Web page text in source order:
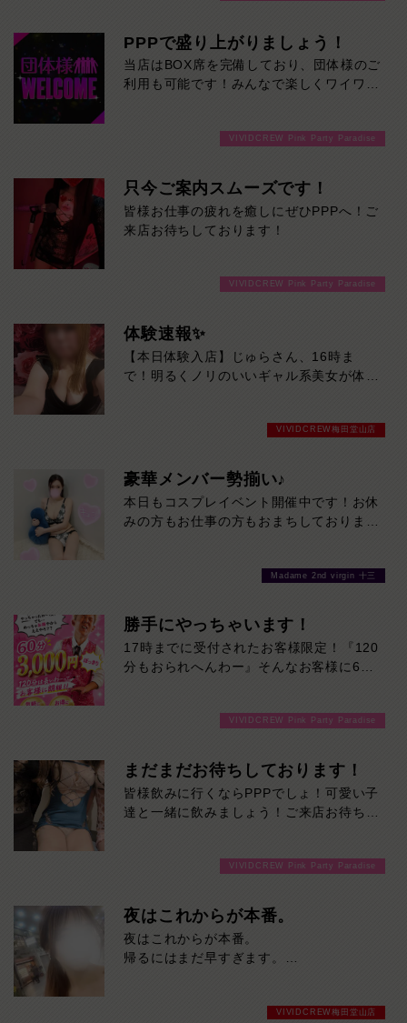
分！その日の予定に合わせてお選びくださ
い！ご来店お待ちしております！
PPPで盛り上がりましょう！
当店はBOX席を完備しており、団体様のご
利用も可能です！みんなで楽しくワイワイ
VIVIDCREW Pink Party Paradise
只今ご案内スムーズです！
皆様お仕事の疲れを癒しにぜひPPPへ！ご
来店お待ちしております！
VIVIDCREW Pink Party Paradise
体験速報✨
【本日体験入店】じゅらさん、16時ま
で！明るくノリのいいギャル系美女が体験
顔。そのギャップからあふれる色っぽさは
る、じゅらさんとの時間をお見逃しなく。
本日16時までの限定出勤です！
VIVIDCREW梅田堂山店
豪華メンバー勢揃い♪
本日もコスプレイベント開催中です！お休
みの方もお仕事の方もおまちしております
Madame 2nd virgin 十三
勝手にやっちゃいます！
17時までに受付されたお客様限定！『120
分もおられへんわー』そんなお客様に60
めるチャンス！たっぷり楽しみたい方は
分！その日の予定に合わせてお選びくださ
い！ご来店お待ちしております！
VIVIDCREW Pink Party Paradise
まだまだお待ちしております！
皆様飲みに行くならPPPでしょ！可愛い子
達と一緒に飲みましょう！ご来店お待ちし
VIVIDCREW Pink Party Paradise
夜はこれからが本番。
夜はこれからが本番。
帰るにはまだ早すぎます。
VIVIDCREW梅田堂山店